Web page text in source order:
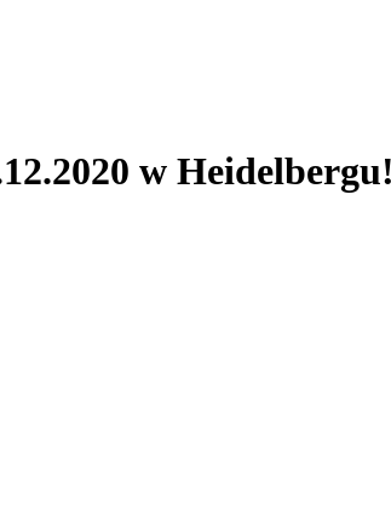
w Heidelbergu!